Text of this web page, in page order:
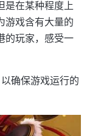
是在某种程度上
游戏含有大量的
的玩家，感受一
确保游戏运行的